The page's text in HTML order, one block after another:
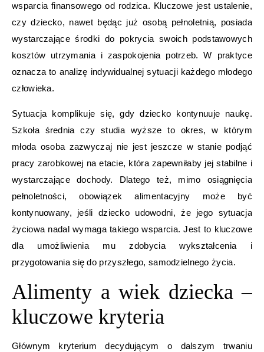
wsparcia finansowego od rodzica. Kluczowe jest ustalenie,
czy dziecko, nawet będąc już osobą pełnoletnią, posiada
wystarczające środki do pokrycia swoich podstawowych
kosztów utrzymania i zaspokojenia potrzeb. W praktyce
oznacza to analizę indywidualnej sytuacji każdego młodego
człowieka.
Sytuacja komplikuje się, gdy dziecko kontynuuje naukę.
Szkoła średnia czy studia wyższe to okres, w którym
młoda osoba zazwyczaj nie jest jeszcze w stanie podjąć
pracy zarobkowej na etacie, która zapewniłaby jej stabilne i
wystarczające dochody. Dlatego też, mimo osiągnięcia
pełnoletności, obowiązek alimentacyjny może być
kontynuowany, jeśli dziecko udowodni, że jego sytuacja
życiowa nadal wymaga takiego wsparcia. Jest to kluczowe
dla umożliwienia mu zdobycia wykształcenia i
przygotowania się do przyszłego, samodzielnego życia.
Alimenty a wiek dziecka –
kluczowe kryteria
Głównym kryterium decydującym o dalszym trwaniu